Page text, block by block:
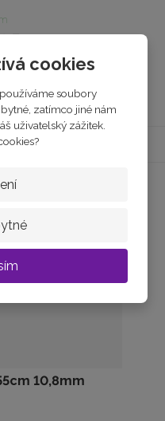
cookies
soubory
zatímco jiné nám
uživatelský zážitek.
10,8mm